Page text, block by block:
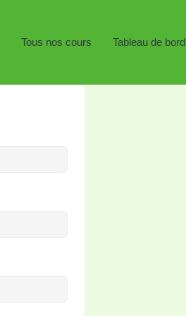
Tous nos cours Tableau de bord